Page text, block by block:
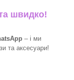
швидко!
– і ми
та аксесуари!